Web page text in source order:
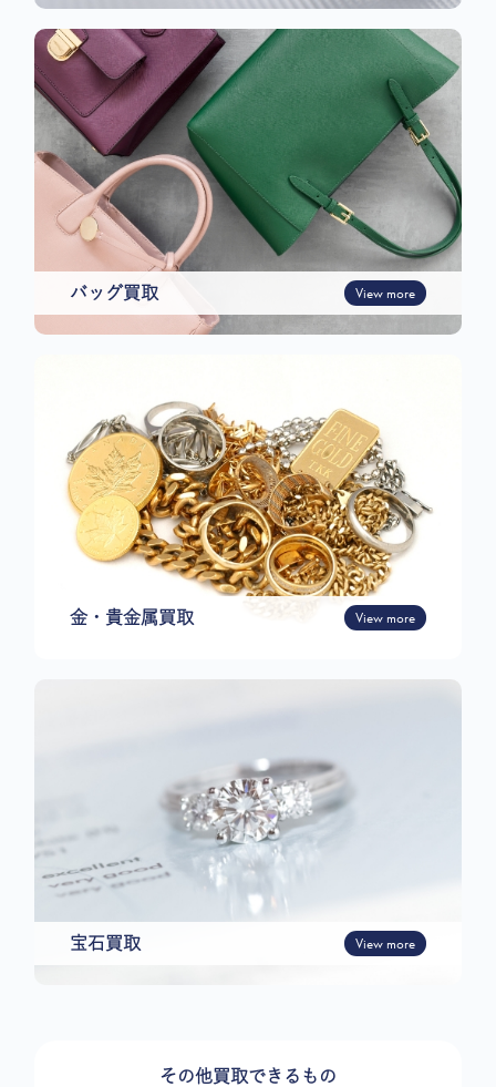
バッグ買取 View more
金・貴金属買取 View more
宝石買取 View more
その他買取できるもの